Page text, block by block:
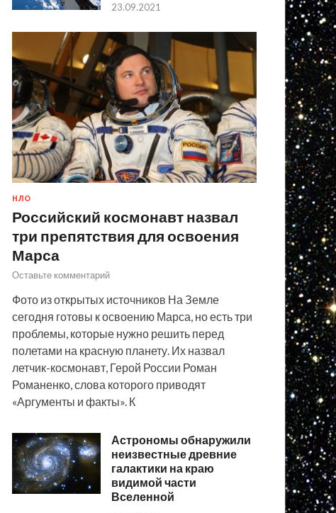
23.09.2021
НЛО
Российский космонавт назвал
три препятствия для освоения
Марса
Оставьте комментарий
Фото из открытых источников На Земле
сегодня готовы к освоению Марса, но есть три
проблемы, которые нужно решить перед
полетами на красную планету. Их назвал
летчик-космонавт, Герой России Роман
Романенко, слова которого приводят
«Аргументы и факты». К
Астрономы обнаружили
неизвестные древние
галактики на краю
видимой части
Вселенной